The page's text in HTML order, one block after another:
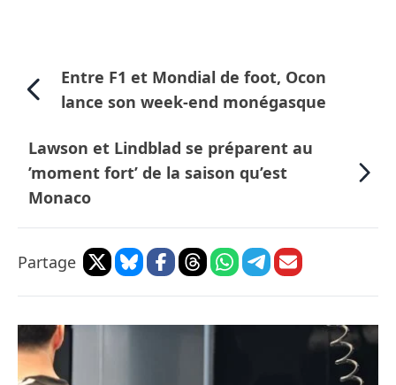
Entre F1 et Mondial de foot, Ocon
lance son week-end monégasque
Lawson et Lindblad se préparent au
’moment fort’ de la saison qu’est
Monaco
Partage